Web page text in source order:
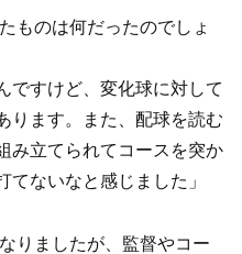
ものは何だったのでしょ
ですけど、変化球に対して
ります。また、配球を読む
み立てられてコースを突か
ないなと感じました」
りましたが、監督やコー